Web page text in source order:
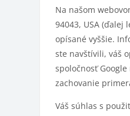
Na našom
94043, USA (ďalej
opísané vyššie.
ste navštívili, váš
spoločnosť
zachovanie
Váš súhlas s